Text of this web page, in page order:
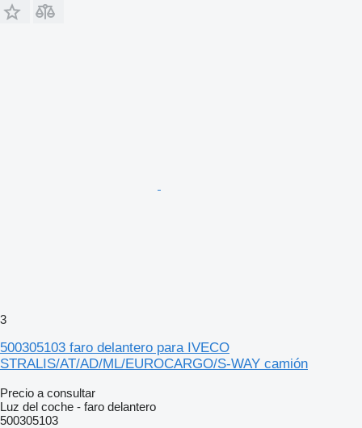
3
500305103 faro delantero para IVECO
STRALIS/AT/AD/ML/EUROCARGO/S-WAY camión
Precio a consultar
Luz del coche - faro delantero
500305103